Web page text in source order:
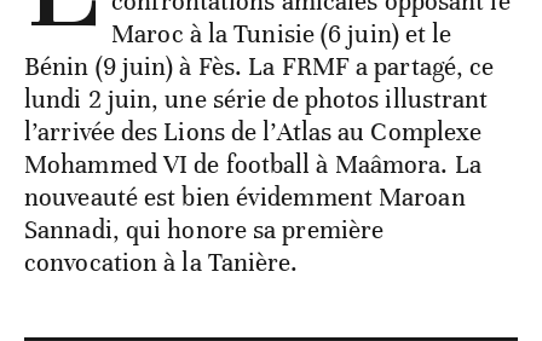
Maroc à la Tunisie (6 juin) et le
Bénin (9 juin) à Fès. La FRMF a partagé, ce
lundi 2 juin, une série de photos illustrant
l’arrivée des Lions de l’Atlas au Complexe
Mohammed VI de football à Maâmora. La
nouveauté est bien évidemment Maroan
Sannadi, qui honore sa première
convocation à la Tanière.